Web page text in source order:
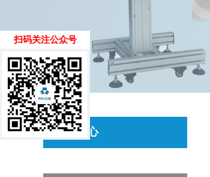
新闻中心
扫码关注公众号